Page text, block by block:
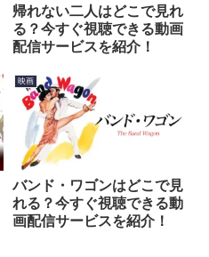
帰れない二人はどこで見れ
る？今すぐ視聴できる動画
配信サービスを紹介！
映画
バンド・ワゴンはどこで見
れる？今すぐ視聴できる動
画配信サービスを紹介！